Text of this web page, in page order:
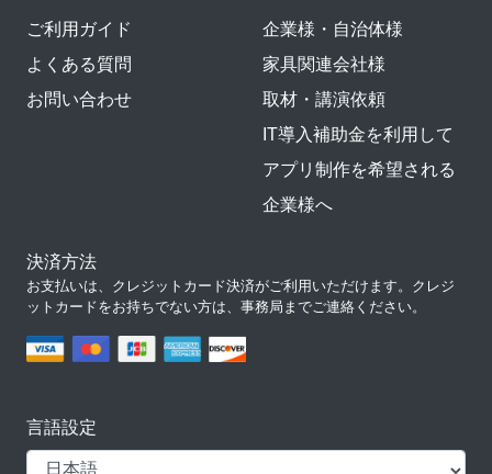
ご利用ガイド
よくある質問
お問い合わせ
企業様・自治体様
家具関連会社様
取材・講演依頼
IT導入補助金を利用して
アプリ制作を希望される
企業様へ
決済方法
お支払いは、クレジットカード決済がご利用いただけます。クレジ
ットカードをお持ちでない方は、事務局までご連絡ください。
言語設定